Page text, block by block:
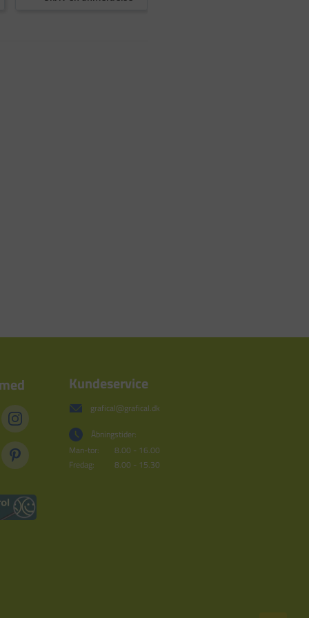
Kundeservice
grafical@grafical.dk
Åbningstider:
Man-tor:
8.00 - 16.00
Fredag:
8.00 - 15.30